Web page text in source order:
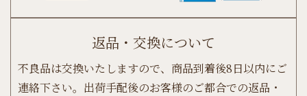
返品・交換について
不良品は交換いたしますので、商品到着後8日以内にご
連絡下さい。出荷手配後のお客様のご都合での返品・